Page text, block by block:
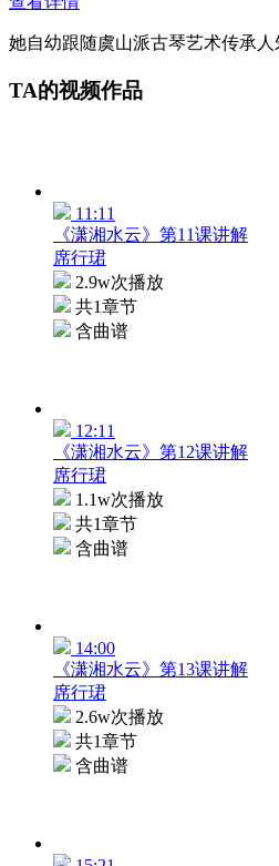
她自幼跟随虞山派古琴艺术传承
TA的视频作品
11:11
《潇湘水云》第11课讲解
席行珺
2.9w次播放
共1章节
含曲谱
12:11
《潇湘水云》第12课讲解
席行珺
1.1w次播放
共1章节
含曲谱
14:00
《潇湘水云》第13课讲解
席行珺
2.6w次播放
共1章节
含曲谱